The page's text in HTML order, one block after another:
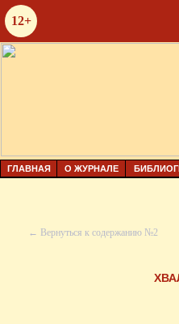
12+
ГЛАВНАЯ О ЖУРНАЛЕ
← Вернуться к содержанию №2